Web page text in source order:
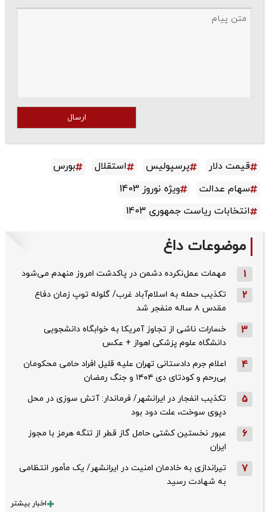
ارسال
قیمت دلار پرسپولیس استقلال
بورس
سهام عدالت
ویژه نوروز 1403
انتخابات ریاست جمهوری 1403
موضوعات داغ
1 مهمات عمل‌نکرده دشمن در پاکدشت امروز منهدم می‌شود
2
تکذیب حمله به اسلام‌آباد غرب/ گلوله توپ زمان دفاع
مقدس ۸ ساله منفجر شد
3
خسارات ناشی از تجاوز آمریکا به خوابگاه دانشجویی
دانشگاه علوم پزشکی اهواز + عکس
4
اعلام جرم دادستانی تهران علیه قلیل افراد حامی محکومان
بی‌رحم و کودتای دی‌ ۱۴۰۴ و جنگ رمضان
5
تکذیب ‌انفجار در ایرانشهر/ فرماندار: آتش سوزی در محل
دپوی سوخت، علت دود بود
6
عبور نخستین کشتی حامل گاز قطر از تنگه هرمز با مجوز
ایران
7
تیراندازی به خادمان امنیت در ایرانشهر/ یک مأمور انتظامی
به شهادت رسید
اخبار بیشتر